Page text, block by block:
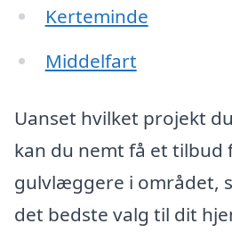
Kerteminde
Middelfart
Uanset hvilket projekt
kan du nemt få et tilbud
gulvlæggere i området,
det bedste valg til dit